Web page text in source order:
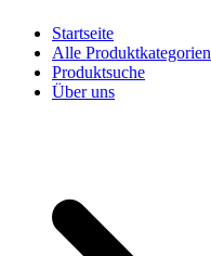
Startseite
Alle Produktkategorien
Produktsuche
Über uns